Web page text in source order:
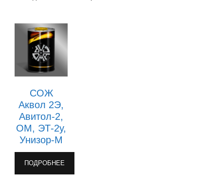
СОЖ
Аквол 2Э,
Авитол-2,
ОМ, ЭТ-2у,
Унизор-М
ПОДРОБНЕЕ